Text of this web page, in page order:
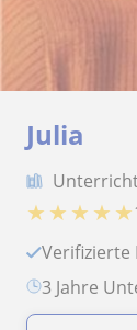
Julia
★ ★ ★ ★ ★
3 Jahre